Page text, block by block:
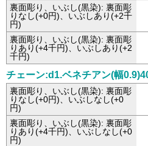
裏面彫り、いぶし(黒染): 裏面彫
りなし(+0円)、いぶしあり(+2千
円)
裏面彫り、いぶし(黒染): 裏面彫
りあり(+4千円)、いぶしあり(+2
千円)
チェーン:d1.ベネチアン(幅
裏面彫り、いぶし(黒染): 裏面彫
りなし(+0円)、いぶしなし(+0
円)
裏面彫り、いぶし(黒染): 裏面彫
りあり(+4千円)、いぶしなし(+0
円)